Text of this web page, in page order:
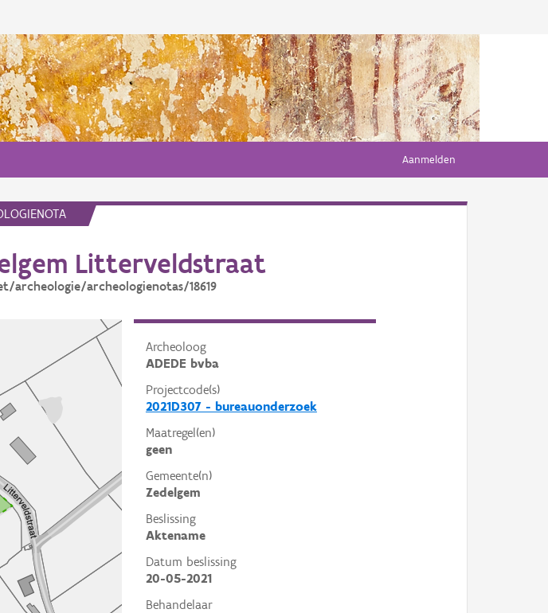
Aanmelden
Litterveldstraat
archeologie/archeologienotas/18619
Archeoloog
ADEDE bvba
Projectcode(s)
2021D307 - bureauonderzoek
Maatregel(en)
geen
Gemeente(n)
Zedelgem
Beslissing
Aktename
Datum beslissing
20-05-2021
Behandelaar